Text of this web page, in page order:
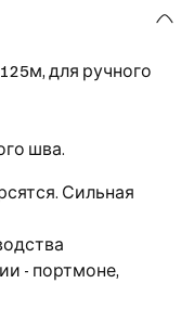
для ручного
шва.
Сильная
- портмоне,